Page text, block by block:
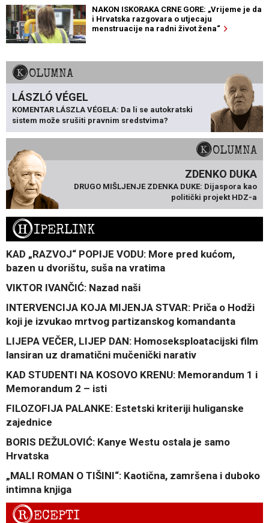
NAKON ISKORAKA CRNE GORE: „Vrijeme je da
i Hrvatska razgovara o utjecaju
menstruacije na radni život žena“
KOLUMNA
LÁSZLÓ VÉGEL
KOMENTAR LÁSZLA VÉGELA: Da li se autokratski
sistem može srušiti pravnim sredstvima?
KOLUMNA
ZDENKO DUKA
DRUGO MIŠLJENJE ZDENKA DUKE: Dijaspora kao
politički projekt HDZ-a
HIPERLINK
KAD „RAZVOJ“ POPIJE VODU: More pred kućom,
bazen u dvorištu, suša na vratima
VIKTOR IVANČIĆ: Nazad naši
INTERVENCIJA KOJA MIJENJA STVAR: Priča o Hodži
koji je izvukao mrtvog partizanskog komandanta
LIJEPA VEČER, LIJEP DAN: Homoseksploatacijski film
lansiran uz dramatični mučenički narativ
KAD STUDENTI NA KOSOVO KRENU: Memorandum 1 i
Memorandum 2 – isti
FILOZOFIJA PALANKE: Estetski kriteriji huliganske
zajednice
BORIS DEŽULOVIĆ: Kanye Westu ostala je samo
Hrvatska
„MALI ROMAN O TIŠINI“: Kaotična, zamršena i duboko
intimna knjiga
RECEPTI